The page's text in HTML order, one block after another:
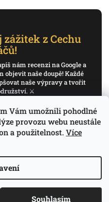
Vám umožnili pohodlné
provozu webu neustále
a použitelnost. Více
Souhlasím
zážitek z Cechu
nám recenzi na Google a
objevit naše doupě! Každé
naše výpravy a tvořit
⚔️
na Google
příběh Cechu Hráčů.
Cech Hráčů. Všechna práva